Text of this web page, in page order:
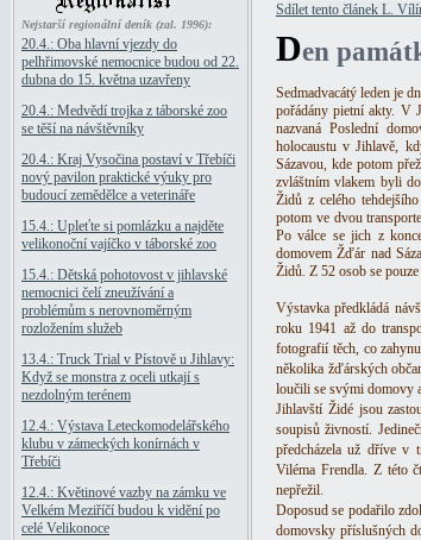
Nejstarší regionální deník (zal. 1996):
20.4.: Oba hlavní vjezdy do
pelhřimovské nemocnice budou od 22.
dubna do 15. května uzavřeny
20.4.: Medvědí trojka z táborské zoo
se těší na návštěvníky
20.4.: Kraj Vysočina postaví v Třebíči
nový pavilon praktické výuky pro
budoucí zemědělce a veterináře
15.4.: Upleťte si pomlázku a najděte
velikonoční vajíčko v táborské zoo
15.4.: Dětská pohotovost v jihlavské
nemocnici čelí zneužívání a
problémům s nerovnoměrným
rozložením služeb
13.4.: Truck Trial v Pístově u Jihlavy:
Když se monstra z oceli utkají s
nezdolným terénem
12.4.: Výstava Leteckomodelářského
klubu v zámeckých konírnách v
Třebíči
12.4.: Květinové vazby na zámku ve
Velkém Meziříčí budou k vidění po
celé Velikonoce
Sdílet tento článek L.
Den
Sedmadvacátý leden je
pořádány pietní akty. V
nazvaná Poslední
holocaustu v Jihlavě,
Sázavou, kde potom
zvláštním vlakem byli
Židů z celého
potom ve dvou
Po válce se jich z
domovem Žďár nad
Židů. Z 52 osob se
Výstavka předkládá
roku 1941 až do
fotografií těch, co
několika žďárských
loučili se svými domovy
Jihlavští Židé jsou
soupisů živností.
předcházela už dříve v
Viléma Frendla. Z této
nepřežil.
Doposud se podařilo
domovsky příslušných